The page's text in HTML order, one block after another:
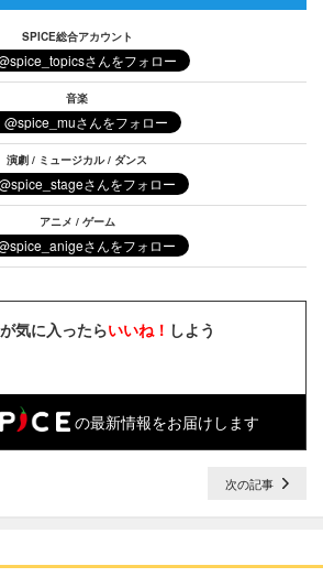
SPICE総合アカウント
音楽
演劇 / ミュージカル / ダンス
アニメ / ゲーム
気に入ったらいいね！ しよう
の最新情報をお届けします
次の記事